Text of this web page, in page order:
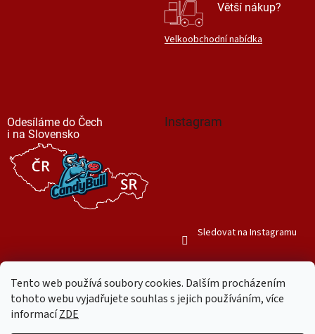
Tento web používá soubory cookies. Dalším procházením
tohoto webu vyjadřujete souhlas s jejich používáním, více
informacíZDE
Větší nákup?
Velkoobchodní nabídka
Odesíláme do Čech
i na Slovensko
Instagram
Sledovat na Instagramu